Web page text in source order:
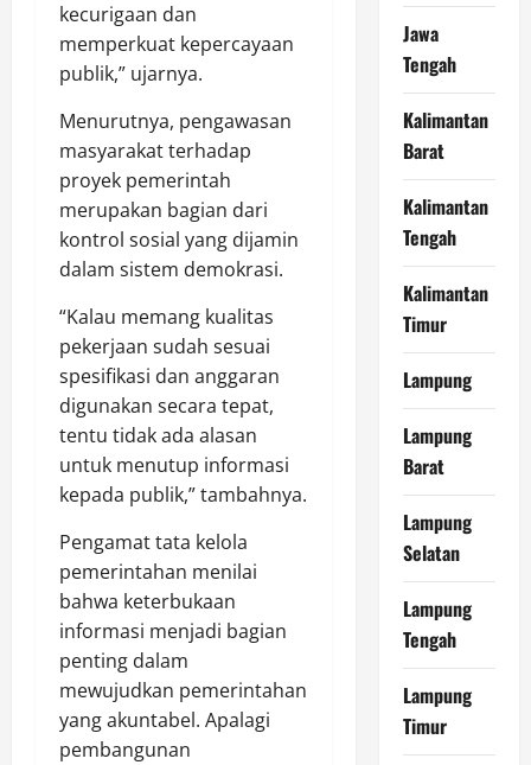
kecurigaan dan
memperkuat kepercayaan
publik,” ujarnya.
Menurutnya, pengawasan
masyarakat terhadap
proyek pemerintah
merupakan bagian dari
kontrol sosial yang dijamin
dalam sistem demokrasi.
“Kalau memang kualitas
pekerjaan sudah sesuai
spesifikasi dan anggaran
digunakan secara tepat,
tentu tidak ada alasan
untuk menutup informasi
kepada publik,” tambahnya.
Pengamat tata kelola
pemerintahan menilai
bahwa keterbukaan
informasi menjadi bagian
penting dalam
mewujudkan pemerintahan
yang akuntabel. Apalagi
pembangunan
Jawa
Tengah
Kalimantan
Barat
Kalimantan
Tengah
Kalimantan
Timur
Lampung
Lampung
Barat
Lampung
Selatan
Lampung
Tengah
Lampung
Timur